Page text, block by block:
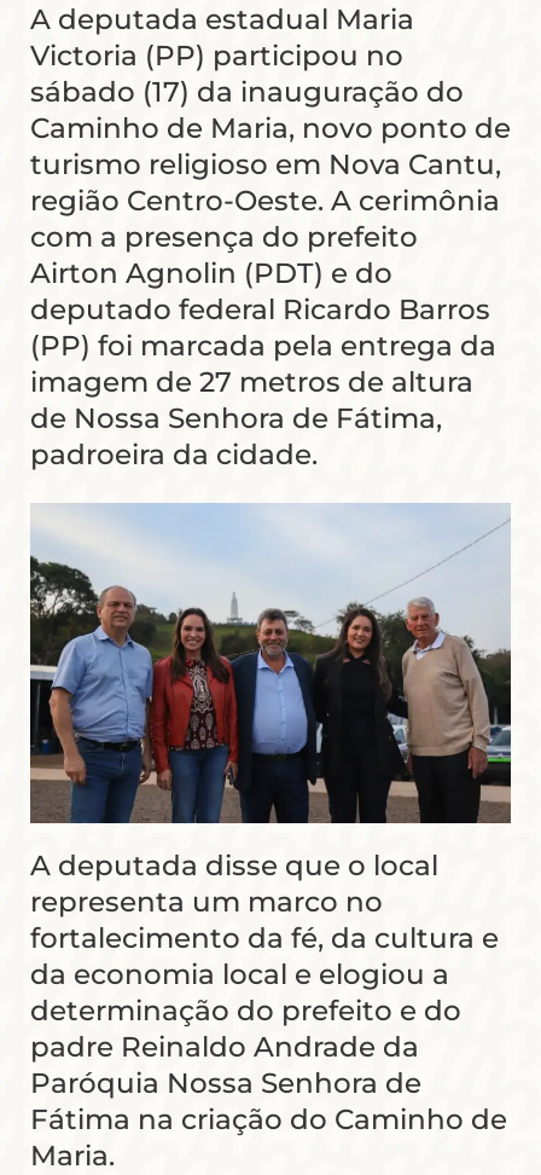
A deputada estadual Maria
Victoria (PP) participou no
sábado (17) da inauguração do
Caminho de Maria, novo ponto de
turismo religioso em Nova Cantu,
região Centro-Oeste. A cerimônia
com a presença do prefeito
Airton Agnolin (PDT) e do
deputado federal Ricardo Barros
(PP) foi marcada pela entrega da
imagem de 27 metros de altura
de Nossa Senhora de Fátima,
padroeira da cidade.
A deputada disse que o local
representa um marco no
fortalecimento da fé, da cultura e
da economia local e elogiou a
determinação do prefeito e do
padre Reinaldo Andrade da
Paróquia Nossa Senhora de
Fátima na criação do Caminho de
Maria.